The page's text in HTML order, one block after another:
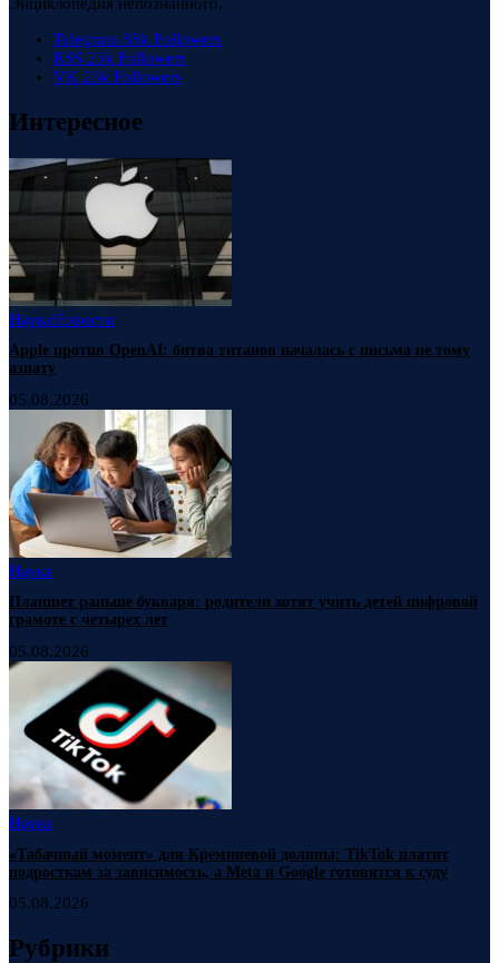
Энциклопедия непознанного.
Telegram 88k Followers
RSS 23k Followers
VK 23k Followers
Интересное
НаукаНовости
Apple против OpenAI: битва титанов началась с письма не тому
азиату
05.08.2026
Наука
Планшет раньше букваря: родители хотят учить детей цифровой
грамоте с четырех лет
05.08.2026
Наука
«Табачный момент» для Кремниевой долины: TikTok платит
подросткам за зависимость, а Meta и Google готовятся к суду
05.08.2026
Рубрики